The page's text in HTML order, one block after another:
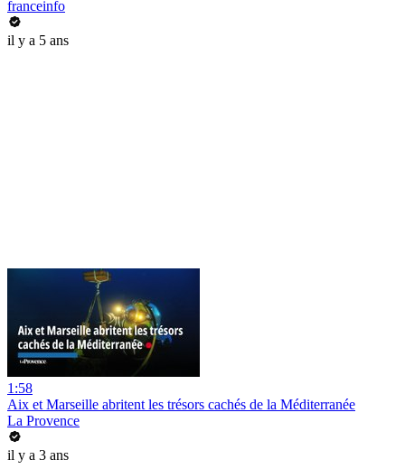
franceinfo
il y a 5 ans
1:58
Aix et Marseille abritent les trésors cachés de la Méditerranée
La Provence
il y a 3 ans